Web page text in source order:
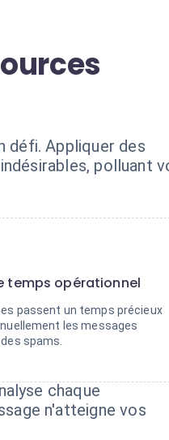
défi. Appliquer des
polluant
temps opérationnel
passent un temps précieux
les messages
spams.
chaque
n'atteigne vos